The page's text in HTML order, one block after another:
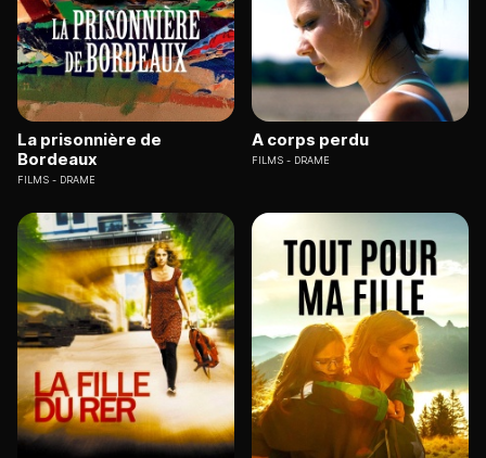
La prisonnière de
Bordeaux
FILMS DRAME
A corps perdu
FILMS DRAME